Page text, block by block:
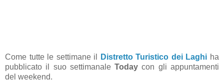
Come tutte le settimane il Distretto Turistico dei Laghi ha
pubblicato il suo settimanaleTodaycon gli appuntamenti
del weekend.